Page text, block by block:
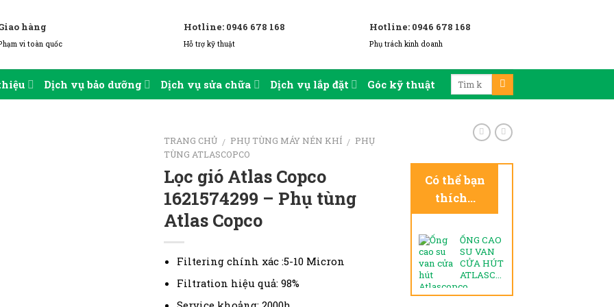
hàng
vi toàn quốc
Hotline: 0946 678 168
Hỗ trợ kỹ thuật
Hotline: 0946 678 168
Phụ trách kinh doanh
Dịch vụ bảo dưỡng Dịch vụ sửa chữa Dịch vụ lắp đặt Góc kỹ thuật
TRANG CHỦ / PHỤ TÙNG MÁY NÉN KHÍ / PHỤ
TÙNG ATLASCOPCO
Lọc gió Atlas Copco
1621574299 – Phụ tùng
Atlas Copco
Filtering chính xác :5-10 Micron
Filtration hiệu quả: 98%
Có thể bạn
thích…
ỐNG CAO
SU VAN
CỬA HÚT
ATLASCOPCO